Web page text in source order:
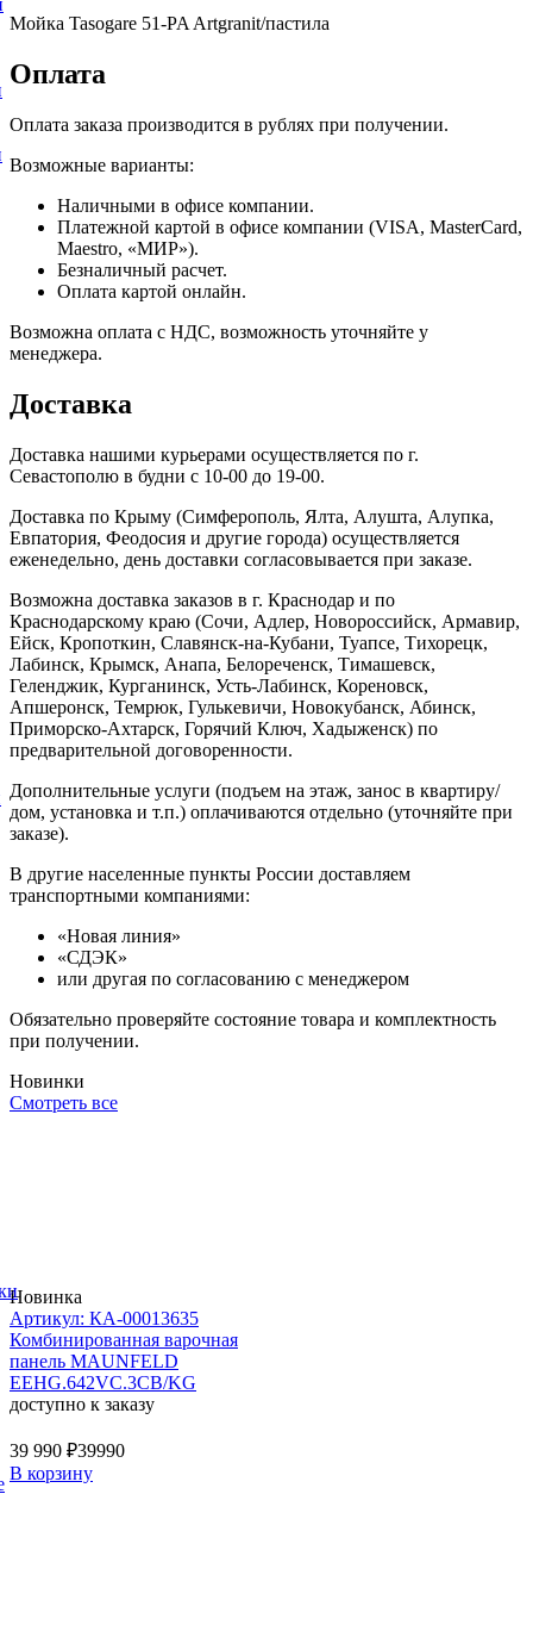
Мойка Tasogare 51-PA Artgranit/пастила
Оплата
Оплата заказа производится в рублях при получении.
Возможные варианты:
Наличными в офисе компании.
Платежной картой в офисе компании (VISA, MasterCard,
Maestro, «МИР»).
Безналичный расчет.
Оплата картой онлайн.
Возможна оплата с НДС, возможность уточняйте у
менеджера.
Доставка
Доставка нашими курьерами осуществляется по г.
Севастополю в будни с 10-00 до 19-00.
Доставка по Крыму (Симферополь, Ялта, Алушта, Алупка,
Евпатория, Феодосия и другие города) осуществляется
еженедельно, день доставки согласовывается при заказе.
Возможна доставка заказов в г. Краснодар и по
Краснодарскому краю (Сочи, Адлер, Новороссийск, Армавир,
Ейск, Кропоткин, Славянск-на-Кубани, Туапсе, Тихорецк,
Лабинск, Крымск, Анапа, Белореченск, Тимашевск,
Геленджик, Курганинск, Усть-Лабинск, Кореновск,
Апшеронск, Темрюк, Гулькевичи, Новокубанск, Абинск,
Приморско-Ахтарск, Горячий Ключ, Хадыженск) по
предварительной договоренности.
Дополнительные услуги (подъем на этаж, занос в квартиру/
дом, установка и т.п.) оплачиваются отдельно (уточняйте при
заказе).
В другие населенные пункты России доставляем
транспортными компаниями:
«Новая линия»
«СДЭК»
или другая по согласованию с менеджером
Обязательно проверяйте состояние товара и комплектность
при получении.
Новинки
Смотреть все
Новинка
Артикул: КА-00013635
Комбинированная варочная
панель MAUNFELD
EEHG.642VC.3CB/KG
доступно к заказу
39 990 ₽39990
В корзину